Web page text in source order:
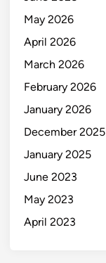
May 2026
April 2026
March 2026
February 2026
January 2026
December 2025
January 2025
June 2023
May 2023
April 2023